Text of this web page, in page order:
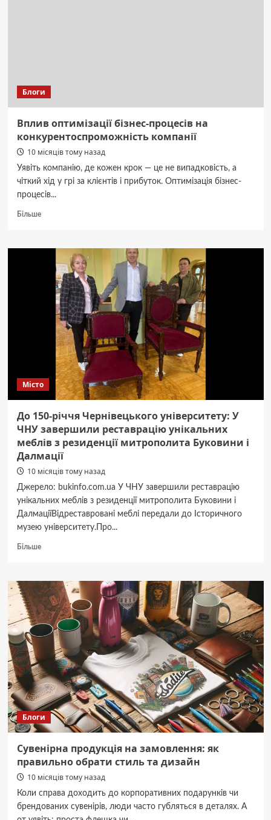
Блоги
Вплив оптимізації бізнес-процесів на
конкурентоспроможність компанії
10 місяців тому назад
Уявіть компанію, де кожен крок — це не випадковість, а
чіткий хід у грі за клієнтів і прибуток. Оптимізація бізнес-
процесів...
БільшеДокладніше
оптимізації
процесів
конкурентоспроможність
компанії
Місто
До 150-річчя Чернівецького університету: У
ЧНУ завершили реставрацію унікальних
меблів з резиденції митрополита Буковини і
Далмації
10 місяців тому назад
Джерело: bukinfo.com.ua У ЧНУ завершили реставрацію
унікальних меблів з резиденції митрополита Буковини і
ДалмаціїВідреставровані меблі передали до Історичного
музею університету.Про...
БільшеДокладніше
150-
річчя
Чернівецького
університету:
У
ЧНУ
завершили
реставрацію
унікальних
меблів
з
резиденції
митрополита
Буковини
Далмації
Блоги
Сувенірна продукція на замовлення: як
правильно обрати стиль та дизайн
10 місяців тому назад
Коли справа доходить до корпоративних подарунків чи
брендованих сувенірів, люди часто губляться в деталях. А